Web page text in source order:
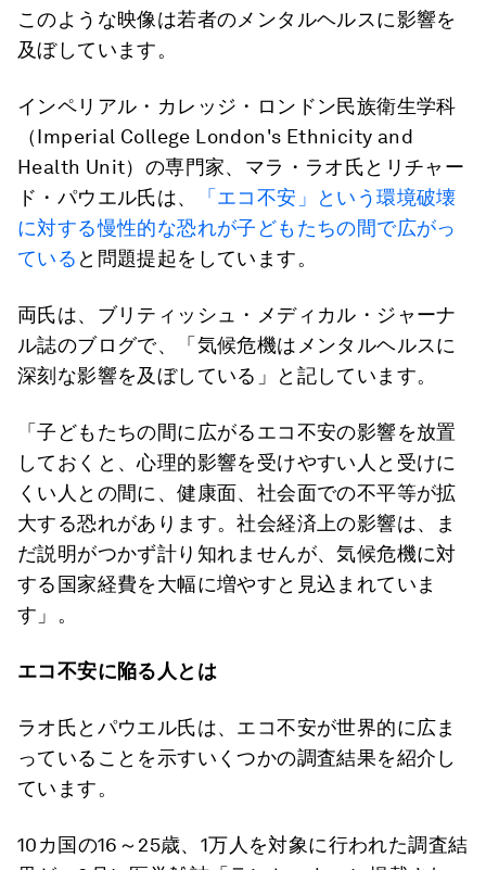
このような映像は若者のメンタルヘルスに影響を
及ぼしています。
インペリアル・カレッジ・ロンドン民族衛生学科
（Imperial College London's Ethnicity and
Health Unit）の専門家、マラ・ラオ氏とリチャー
ド・パウエル氏は、
「エコ不安」という環境破壊
に対する慢性的な恐れが子どもたちの間で広がっ
ている と問題提起をしています。
両氏は、ブリティッシュ・メディカル・ジャーナ
ル誌のブログで、「気候危機はメンタルヘルスに
深刻な影響を及ぼしている」と記しています。
「子どもたちの間に広がるエコ不安の影響を放置
しておくと、心理的影響を受けやすい人と受けに
くい人との間に、健康面、社会面での不平等が拡
大する恐れがあります。社会経済上の影響は、ま
だ説明がつかず計り知れませんが、気候危機に対
する国家経費を大幅に増やすと見込まれていま
す」。
エコ不安に陥る人とは
ラオ氏とパウエル氏は、エコ不安が世界的に広ま
っていることを示すいくつかの調査結果を紹介し
ています。
10カ国の16～25歳、1万人を対象に行われた調査結